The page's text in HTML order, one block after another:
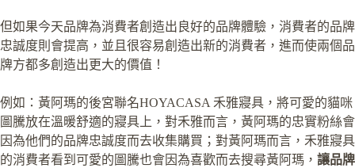
但如果今天品牌為消費者創造出良好的品牌體驗，消費者的品牌
忠誠度則會提高，並且很容易創造出新的消費者，進而使兩個品
牌方都多創造出更大的價值！
例如：黃阿瑪的後宮聯名HOYACASA 禾雅寢具，將可愛的貓咪
圖騰放在溫暖舒適的寢具上，對禾雅而言，黃阿瑪的忠實粉絲會
因為他們的品牌忠誠度而去收集購買；對黃阿瑪而言，禾雅寢具
的消費者看到可愛的圖騰也會因為喜歡而去搜尋黃阿瑪， 讓品牌